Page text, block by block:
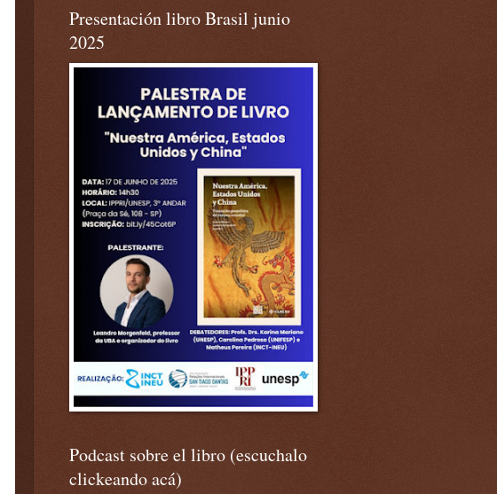
Presentación libro Brasil junio
2025
Podcast sobre el libro (escuchalo
clickeando acá)